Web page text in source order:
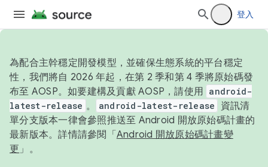
登入
為配合主幹穩定開發模型，並確保生態系統的平台穩定
性，我們將自 2026 年起，在第 2 季和第 4 季將原始碼發
布至 AOSP。如要建構及貢獻 AOSP，請使用 android-
latest-release 。 android-latest-release
資訊清
單分支版本一律會參照推送至 Android 開放原始碼計畫的
最新版本。詳情請參閱「 Android 開放原始碼計畫變
更 」。